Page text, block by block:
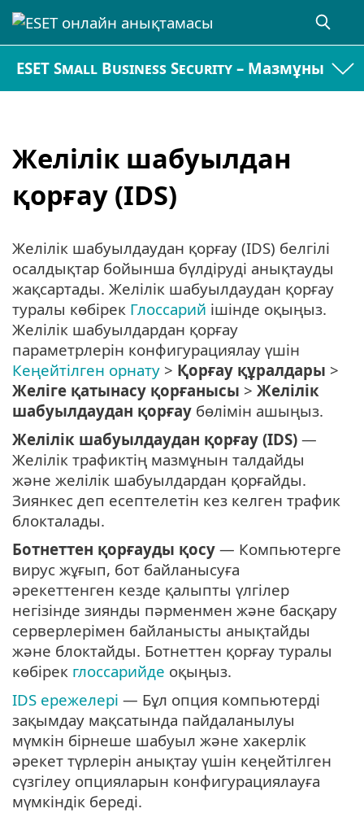
ESET Small Business Security – Мазмұны
Желілік шабуылдан
қорғау (IDS)
Желілік шабуылдаудан қорғау (IDS) белгілі
осалдықтар бойынша бүлдіруді анықтауды
жақсартады. Желілік шабуылдаудан қорғау
туралы көбірек Глоссарий ішінде оқыңыз.
Желілік шабуылдардан қорғау
параметрлерін конфигурациялау үшін
Кеңейтілген орнату > Қорғау құралдары >
Желіге қатынасу қорғанысы > Желілік
шабуылдаудан қорғау бөлімін ашыңыз.
Желілік шабуылдаудан қорғау (IDS) —
Желілік трафиктің мазмұнын талдайды
және желілік шабуылдардан қорғайды.
Зиянкес деп есептелетін кез келген трафик
блокталады.
Ботнеттен қорғауды қосу — Компьютерге
вирус жұғып, бот байланысуға
әрекеттенген кезде қалыпты үлгілер
негізінде зиянды пәрменмен және басқару
серверлерімен байланысты анықтайды
және блоктайды. Ботнеттен қорғау туралы
көбірек глоссарийде оқыңыз.
IDS ережелері — Бұл опция компьютерді
зақымдау мақсатында пайдаланылуы
мүмкін бірнеше шабуыл және хакерлік
әрекет түрлерін анықтау үшін кеңейтілген
сүзгілеу опцияларын конфигурациялауға
мүмкіндік береді.